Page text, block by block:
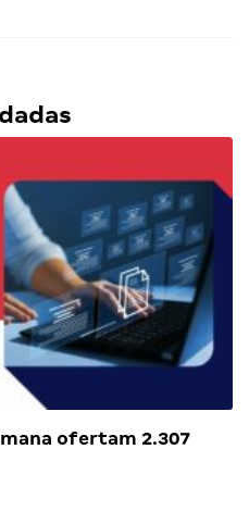
ofertam 2.307